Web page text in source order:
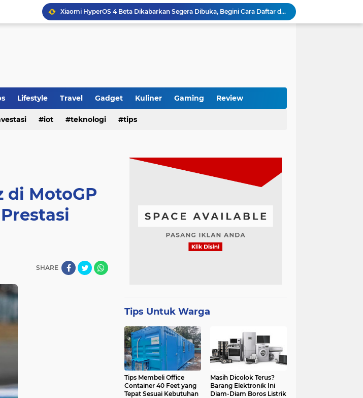
Xiaomi HyperOS 4 Beta Dikabarkan Segera Dibuka, Begini Cara Daftar dan HP yang Didukung
HP Baru Tapi Cepat Panas dan Boros Baterai? Begini Cara Mengatasinya
Cari Toko Sembako Terkenal di Semarang? Ini Rekomendasi yang Layak Dikunjungi
Top Up Mobile Legends Murah di Maingim, Diamond ML Terjangkau
Lifestyle Travel Gadget Kuliner Gaming Review
iot teknologi tips
di MotoGP
SHARE
Tips Untuk Warga
Tips Membeli Office
Container 40 Feet yang
Tepat Sesuai Kebutuhan
Masih Dicolok Terus?
Barang Elektronik Ini
Diam-Diam Boros Listrik